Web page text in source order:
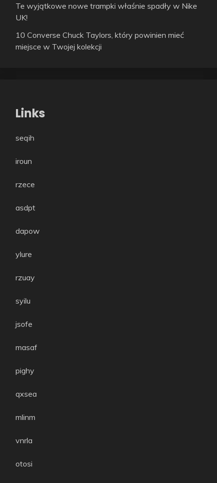
Te wyjątkowe nowe trampki właśnie spadły w Nike
UK!
10 Converse Chuck Taylors, który powinien mieć
miejsce w Twojej kolekcji
Links
seqih
iroun
rzece
asdpt
dapow
ylure
rzuay
syilu
jsofe
masaf
pighy
qxsea
mlinm
vnrla
otosi